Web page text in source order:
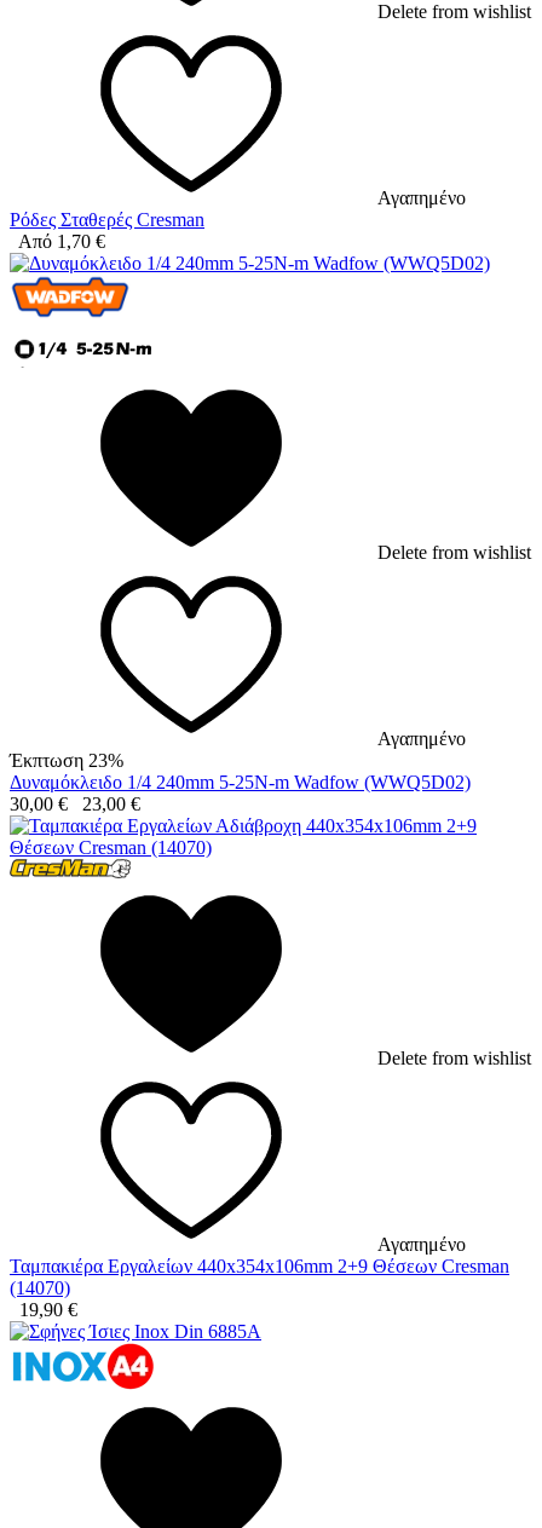
Delete from wishlist
Αγαπημένο
Ρόδες Σταθερές Cresman
Από 1,70 €
Delete from wishlist
Αγαπημένο
Έκπτωση 23%
Δυναμόκλειδο 1/4 240mm 5-25N-m Wadfow (WWQ5D02)
30,00 € 23,00 €
Delete from wishlist
Αγαπημένο
Ταμπακιέρα Εργαλείων 440x354x106mm 2+9 Θέσεων Cresman
(14070)
19,90 €